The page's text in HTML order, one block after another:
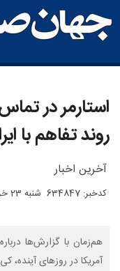
استارمر در
روند تفاهم با
آخرین اخبار
کدخبر: 634847 شنبه 23 خرداد 1405
هم‌زمان با گزارش‌ها
آمریکا در روزهای